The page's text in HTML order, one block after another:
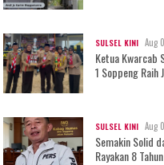
SULSEL KINI Aug
Ketua Kwarcab
1 Soppeng
SULSEL KINI Aug
Semakin Solid
Rayakan 8